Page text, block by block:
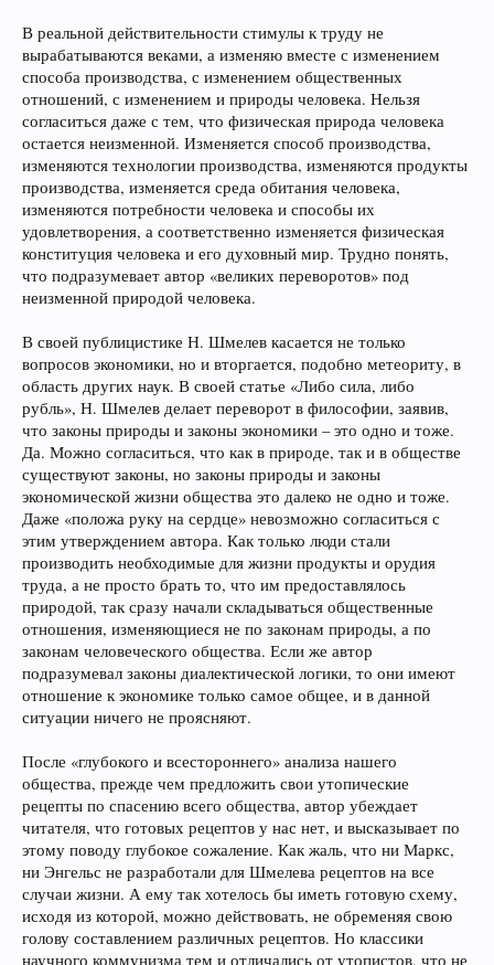
В реальной действительности стимулы к труду не
вырабатываются веками, а изменяю вместе с изменением
способа производства, с изменением общественных
отношений, с изменением и природы человека. Нельзя
согласиться даже с тем, что физическая природа человека
остается неизменной. Изменяется способ производства,
изменяются технологии производства, изменяются продукты
производства, изменяется среда обитания человека,
изменяются потребности человека и способы их
удовлетворения, а соответственно изменяется физическая
конституция человека и его духовный мир. Трудно понять,
что подразумевает автор «великих переворотов» под
неизменной природой человека.
В своей публицистике Н. Шмелев касается не только
вопросов экономики, но и вторгается, подобно метеориту, в
область других наук. В своей статье «Либо сила, либо
рубль», Н. Шмелев делает переворот в философии, заявив,
что законы природы и законы экономики – это одно и тоже.
Да. Можно согласиться, что как в природе, так и в обществе
существуют законы, но законы природы и законы
экономической жизни общества это далеко не одно и тоже.
Даже «положа руку на сердце» невозможно согласиться с
этим утверждением автора. Как только люди стали
производить необходимые для жизни продукты и орудия
труда, а не просто брать то, что им предоставлялось
природой, так сразу начали складываться общественные
отношения, изменяющиеся не по законам природы, а по
законам человеческого общества. Если же автор
подразумевал законы диалектической логики, то они имеют
отношение к экономике только самое общее, и в данной
ситуации ничего не проясняют.
После «глубокого и всестороннего» анализа нашего
общества, прежде чем предложить свои утопические
рецепты по спасению всего общества, автор убеждает
читателя, что готовых рецептов у нас нет, и высказывает по
этому поводу глубокое сожаление. Как жаль, что ни Маркс,
ни Энгельс не разработали для Шмелева рецептов на все
случаи жизни. А ему так хотелось бы иметь готовую схему,
исходя из которой, можно действовать, не обременяя свою
голову составлением различных рецептов. Но классики
научного коммунизма тем и отличались от утопистов, что не